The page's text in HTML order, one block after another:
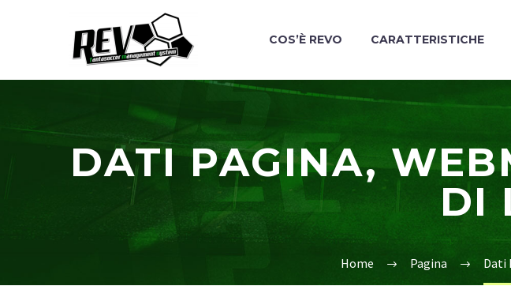
COS’È REVO CARATTERISTICHE
DATI PAGINA,
DI
Home Pagina Dati